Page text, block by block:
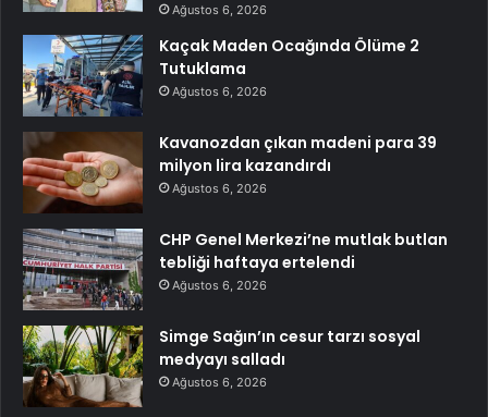
Ağustos 6, 2026
Kaçak Maden Ocağında Ölüme 2
Tutuklama
Ağustos 6, 2026
Kavanozdan çıkan madeni para 39
milyon lira kazandırdı
Ağustos 6, 2026
CHP Genel Merkezi’ne mutlak butlan
tebliği haftaya ertelendi
Ağustos 6, 2026
Simge Sağın’ın cesur tarzı sosyal
medyayı salladı
Ağustos 6, 2026